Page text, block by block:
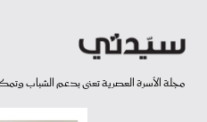
مجلة الأسرة العصرية تعنى بدعم الشباب